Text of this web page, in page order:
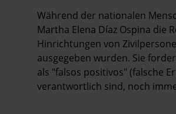
Während der nationalen
Martha Elena Díaz Ospina die
Hinrichtungen von
ausgegeben wurden. Sie
als "falsos positivos" (falsche
verantwortlich sind, noch